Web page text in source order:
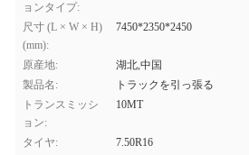
ョンタイプ:
尺寸 (L × W × H)
(mm):
7450*2350*2450
原産地:
湖北,中国
製品名:
トラックを引っ張る
トランスミッシ
ョン:
10MT
タイヤ:
7.50R16